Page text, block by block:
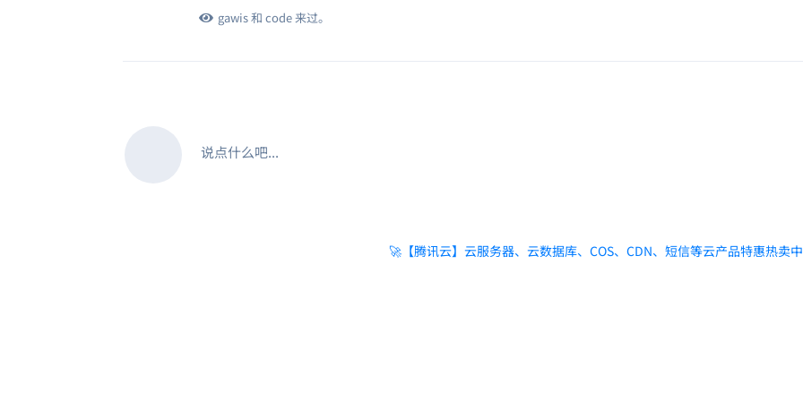
gawis和 code来过。
说点什么吧...
🚀【腾讯云】云服务器、云数据库、COS、CDN、短信等云产品特惠热卖